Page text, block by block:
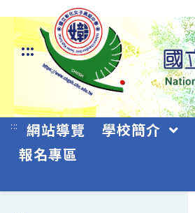
跳
要
:::
::: 網站導覽 學校簡介
報名專區